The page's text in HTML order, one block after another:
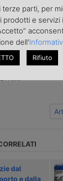
o precisazioni
di
trasporto e la
Newslettercon
dal
e dalla
parti, per
e servizi
dell'
Rifiuto